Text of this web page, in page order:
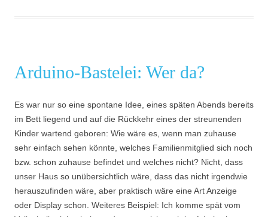
Arduino-Bastelei: Wer da?
Es war nur so eine spontane Idee, eines späten Abends bereits
im Bett liegend und auf die Rückkehr eines der streunenden
Kinder wartend geboren: Wie wäre es, wenn man zuhause
sehr einfach sehen könnte, welches Familienmitglied sich noch
bzw. schon zuhause befindet und welches nicht? Nicht, dass
unser Haus so unübersichtlich wäre, dass das nicht irgendwie
herauszufinden wäre, aber praktisch wäre eine Art Anzeige
oder Display schon. Weiteres Beispiel: Ich komme spät vom